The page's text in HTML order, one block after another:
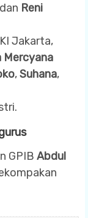
dan Reni
Jakarta,
Mercyana
,Suhana,
GPIB Abdul